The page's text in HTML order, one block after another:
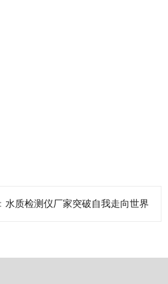
水质检测仪厂家突破自我走向世界